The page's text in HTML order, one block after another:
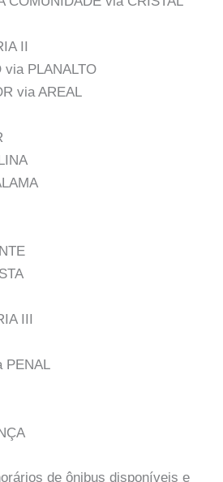
II
via PLANALTO
via AREAL
III
PENAL
de ônibus disponíveis e